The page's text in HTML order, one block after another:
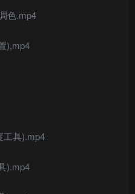
色.mp4
),mp4
工具).mp4
).mp4